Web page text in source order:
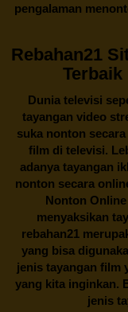
pengalaman
Rebahan21
Terbaik
Dunia televisi
tayangan video
suka nonton
film di televisi.
adanya tayangan
nonton secara
Nonton
menyaksikan
rebahan21
yang bisa
jenis tayangan film
yang kita inginkan.
jenis